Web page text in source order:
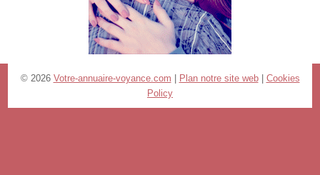
© 2026 Votre-annuaire-voyance.com Plan notre site web| Cookies
Policy